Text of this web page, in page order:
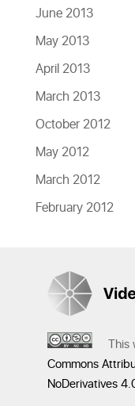
June 2013
May 2013
April 2013
March 2013
October 2012
May 2012
March 2012
February 2012
This
Commons
NoDerivatives